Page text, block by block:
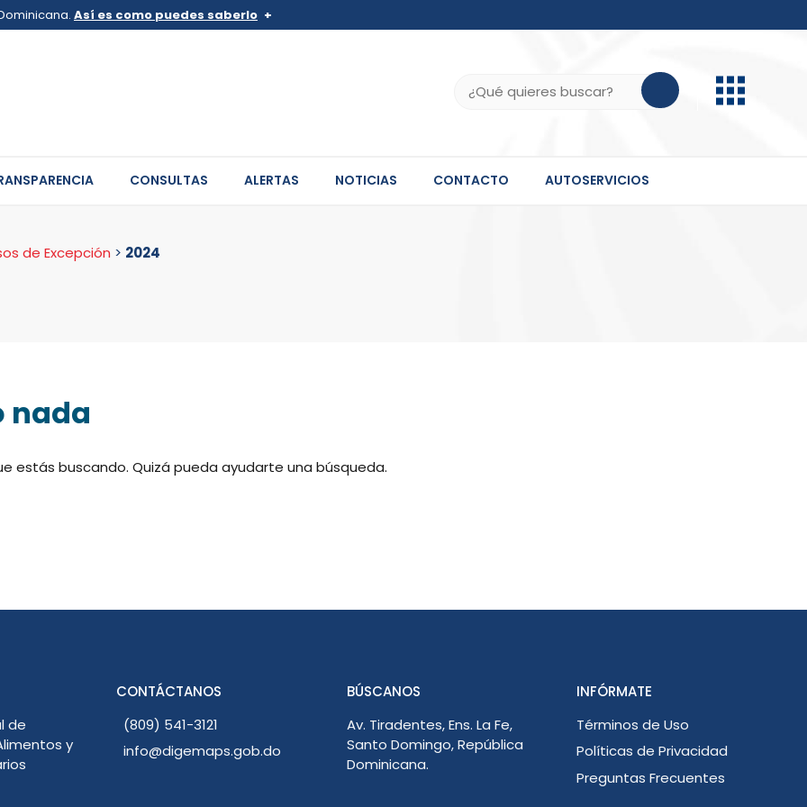
Así es como puedes saberlo
de .gob.do o .gov.do. Comparte información confidencial solo en este tipo de
CONSULTAS ALERTAS NOTICIAS CONTACTO AUTOSERVICIOS
de Excepción > 2024
nada
estás buscando. Quizá pueda ayudarte una búsqueda.
de
y
CONTÁCTANOS
(809) 541-3121
info@digemaps.gob.do
BÚSCANOS
Av. Tiradentes, Ens. La Fe,
Santo Domingo, República
Dominicana.
INFÓRMATE
Términos de Uso
Políticas de Privacidad
Preguntas Frecuentes